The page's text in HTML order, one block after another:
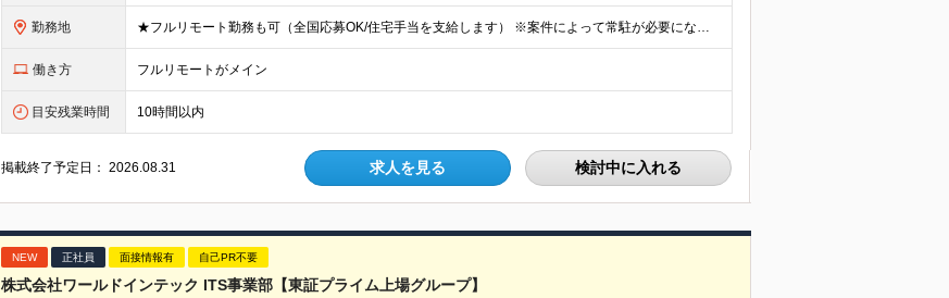
勤務地 ★フルリモート勤務も可（全国応募OK/住宅手当を支給します） ※案件によって常駐が必要になる場合があります。 ※希望がない限り、転勤はありません ※U・Iターン歓迎 ★ルトラの社員は全国各地で活躍中
働き方 フルリモートがメイン
目安残業時間 10時間以内
掲載終了予定日：2026.08.31 求人を見る 検討中に入れる
NEW 正社員 面接情報有 自己PR不要
株式会社ワールドインテック ITS事業部【東証プライム上場グループ】